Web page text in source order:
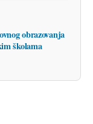
obrazovanja
školama